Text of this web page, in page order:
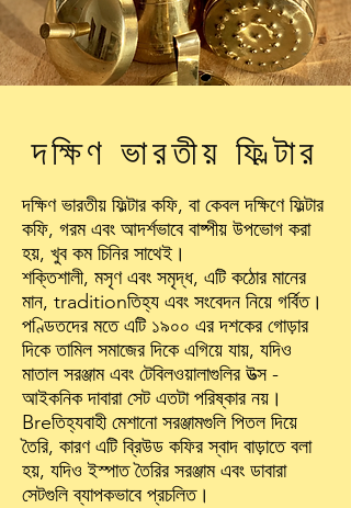
দক্ষিণ ভারতীয় ফিল্টার
দক্ষিণ ভারতীয় ফিল্টার কফি, বা কেবল দক্ষিণে ফিল্টার
কফি, গরম এবং আদর্শভাবে বাষ্পীয় উপভোগ করা
হয়, খুব কম চিনির সাথেই।
শক্তিশালী, মসৃণ এবং সমৃদ্ধ, এটি কঠোর মানের
মান, traditionতিহ্য এবং সংবেদন নিয়ে গর্বিত।
পণ্ডিতদের মতে এটি ১৯০০ এর দশকের গোড়ার
দিকে তামিল সমাজের দিকে এগিয়ে যায়, যদিও
মাতাল সরঞ্জাম এবং টেবিলওয়ালাগুলির উত্স -
আইকনিক দাবারা সেট এতটা পরিষ্কার নয়।
Breতিহ্যবাহী মেশানো সরঞ্জামগুলি পিতল দিয়ে
তৈরি, কারণ এটি ব্রিউড কফির স্বাদ বাড়াতে বলা
হয়, যদিও ইস্পাত তৈরির সরঞ্জাম এবং ডাবারা
সেটগুলি ব্যাপকভাবে প্রচলিত।